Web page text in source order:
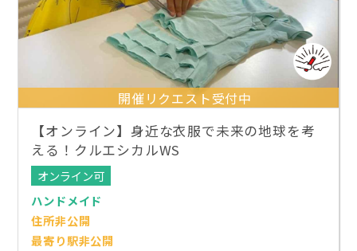
開催リクエスト受付中
【オンライン】身近な衣服で未来の地球を考
える！クルエシカルWS
オンライン可
ハンドメイド
住所非公開
最寄り駅非公開